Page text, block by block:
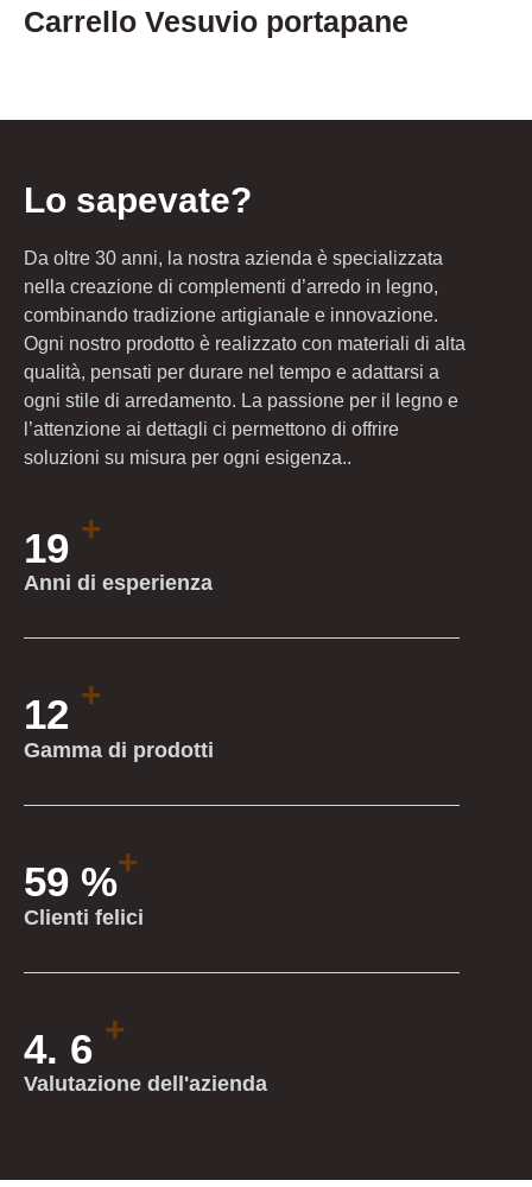
Carrello Vesuvio portapane
Lo sapevate?
Da oltre 30 anni, la nostra azienda è specializzata
nella creazione di complementi d’arredo in legno,
combinando tradizione artigianale e innovazione.
Ogni nostro prodotto è realizzato con materiali di alta
qualità, pensati per durare nel tempo e adattarsi a
ogni stile di arredamento. La passione per il legno e
l’attenzione ai dettagli ci permettono di offrire
soluzioni su misura per ogni esigenza..
27 +
Anni di esperienza
18 +
Gamma di prodotti
88 %+
Clienti felici
4. 8 +
Valutazione dell'azienda